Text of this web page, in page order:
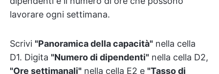
lavorare ogni settimana.
Scrivi "Panoramica della capacità" nella cella
D1. Digita "Numero di dipendenti" nella cella D2,
"Ore settimanali" nella cella E2 e "Tasso di